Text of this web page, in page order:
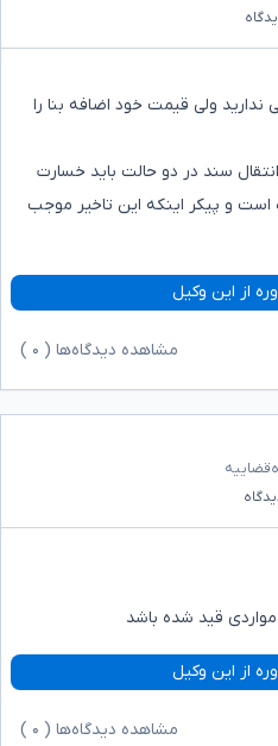
ندارید ولی قیمت خود اضافه بنا را
سند در دو حالت باید خسارت
و پیکر اینکه این تاخیر موجب
از این وکیل
مشاهده دیدگاه‌ها ( ۰
قید شده باشد
از این وکیل
مشاهده دیدگاه‌ها ( ۰